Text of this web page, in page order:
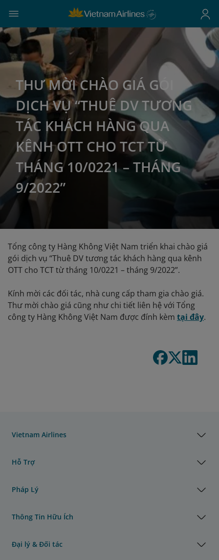
THƯ MỜI CHÀO GIÁ GÓI
DỊCH VỤ “THUÊ DV TƯƠNG
TÁC KHÁCH HÀNG QUA
KÊNH OTT CHO TCT TỪ
THÁNG 10/0221 – THÁNG
9/2022”
Tổng công ty Hàng Không Việt Nam triển khai chào giá
gói dịch vụ “Thuê DV tương tác khách hàng qua kênh
OTT cho TCT từ tháng 10/0221 – tháng 9/2022”.
Kính mời các đối tác, nhà cung cấp tham gia chào giá.
Thư mời chào giá cũng như chi tiết liên hệ với Tổng
công ty Hàng Không Việt Nam được đính kèm tại đây.
Vietnam Airlines
Hỗ Trợ
Pháp Lý
Thông Tin Hữu Ích
Đại lý & Đối tác